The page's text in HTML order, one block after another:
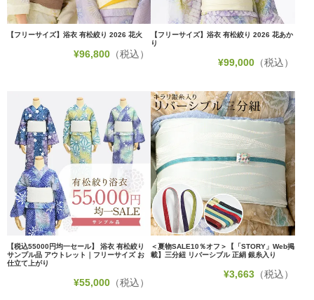
【フリーサイズ】浴衣 有松絞り 2026 花火
¥96,800 （税込）
【フリーサイズ】浴衣 有松絞り 2026 花あか
り
¥99,000（税込）
【税込55000円均一セール】 浴衣 有松絞り
サンプル品 アウトレット｜フリーサイズ お
仕立て上がり
¥55,000 （税込）
＜夏物SALE10％オフ＞【「STORY」Web掲
載】三分紐 リバーシブル 正絹 銀糸入り
¥3,663（税込）